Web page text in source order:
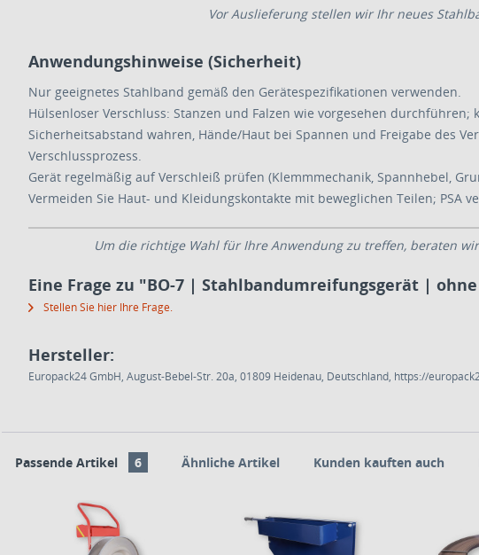
Vor Auslieferung stellen wir Ihr neues
Anwendungshinweise (Sicherheit)
Nur geeignetes Stahlband gemäß den Gerätespezifikationen verwenden.
Hülsenloser Verschluss: Stanzen und Falzen wie vorgesehen
Sicherheitsabstand wahren, Hände/Haut bei Spannen und Freigabe des
Verschlussprozess.
Gerät regelmäßig auf Verschleiß prüfen (Klemmmechanik, Spannhebel,
Vermeiden Sie Haut- und Kleidungskontakte mit beweglichen Teilen; PSA
Um die richtige Wahl für Ihre Anwendung zu treffen, beraten
Eine Frage zu "BO-7 | Stahlbandumreifungsgerät |
Stellen Sie hier Ihre Frage.
Hersteller:
Europack24 GmbH, August-Bebel-Str. 20a, 01809 Heidenau, Deutschland, https://
Passende Artikel 6 Ähnliche Artikel Kunden kauften auch